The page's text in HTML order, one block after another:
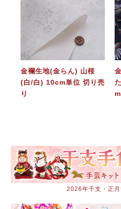
金襴生地(金らん) 山桜
(白/白) 10cm単位 切り売
り
2026年干支・正月